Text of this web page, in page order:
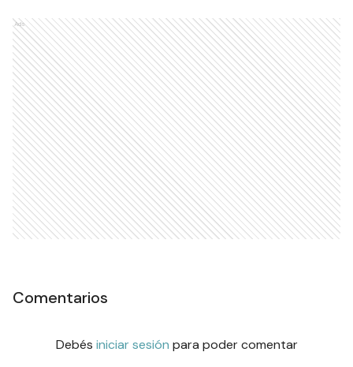
Ads
Comentarios
Debés iniciar sesión para poder comentar